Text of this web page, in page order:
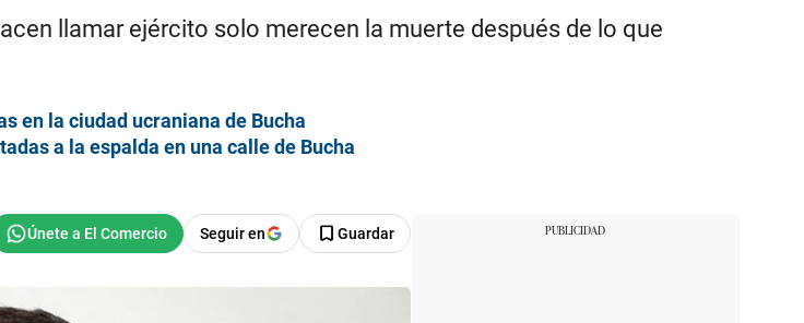
llamar ejército solo merecen la muerte después de lo que
en la ciudad ucraniana de Bucha
a la espalda en una calle de Bucha
Seguir en Guardar